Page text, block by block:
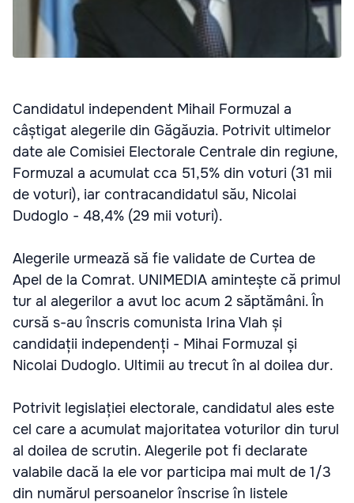
Candidatul independent Mihail Formuzal a
câștigat alegerile din Găgăuzia. Potrivit ultimelor
date ale Comisiei Electorale Centrale din regiune,
Formuzal a acumulat cca 51,5% din voturi (31 mii
de voturi), iar contracandidatul său, Nicolai
Dudoglo - 48,4% (29 mii voturi).
Alegerile urmează să fie validate de Curtea de
Apel de la Comrat. UNIMEDIA amintește că primul
tur al alegerilor a avut loc acum 2 săptămâni. În
cursă s-au înscris comunista Irina Vlah și
candidații independenți - Mihai Formuzal și
Nicolai Dudoglo. Ultimii au trecut în al doilea dur.
Potrivit legislației electorale, candidatul ales este
cel care a acumulat majoritatea voturilor din turul
al doilea de scrutin. Alegerile pot fi declarate
valabile dacă la ele vor participa mai mult de 1/3
din numărul persoanelor înscrise în listele